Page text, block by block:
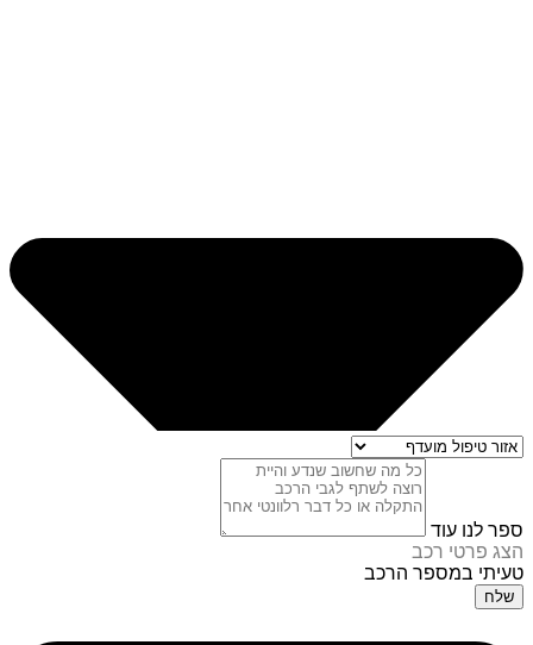
ספר לנו עוד
הצג פרטי רכב
טעיתי במספר הרכב
שלח